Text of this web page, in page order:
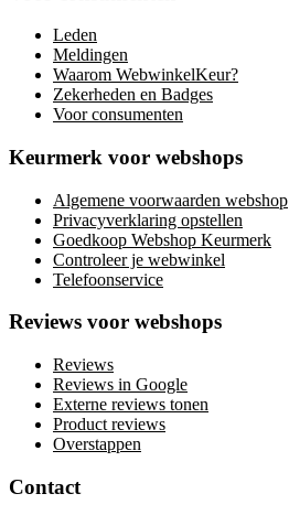
Leden
Meldingen
Waarom WebwinkelKeur?
Zekerheden en Badges
Voor consumenten
Keurmerk voor webshops
Algemene voorwaarden webshop
Privacyverklaring opstellen
Goedkoop Webshop Keurmerk
Controleer je webwinkel
Telefoonservice
Reviews voor webshops
Reviews
Reviews in Google
Externe reviews tonen
Product reviews
Overstappen
Contact